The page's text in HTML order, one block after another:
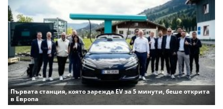
Първата станция, която зарежда EV за 5 минути, беше открита
в Европа